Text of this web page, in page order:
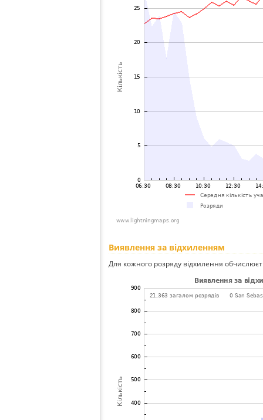
Виявлення за відхиленням
Для кожного розряду відхилення